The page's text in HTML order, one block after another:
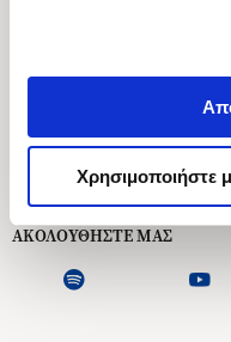
Χρησιμοποιήστε
Δευτέρα -
Εξυπηρέτηση Πελατών
ΑΚΟΛΟΥΘΗΣΤΕ ΜΑΣ